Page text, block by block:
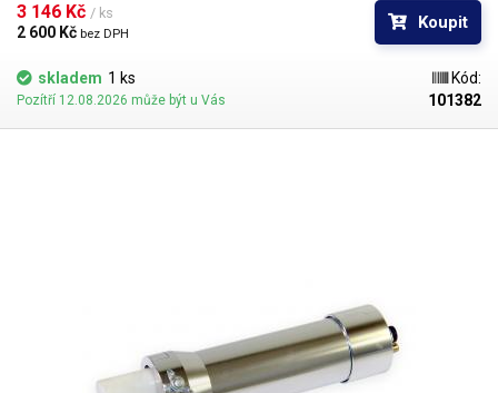
zajištěno naprosto rovnoměrné dávkování i při rozdílných viskozitách
3 146 Kč / ks
2 600 Kč bez DPH
Koupit
skladem 1 ks
Pozítří 12.08.2026 může být u Vás
Kód:
101382